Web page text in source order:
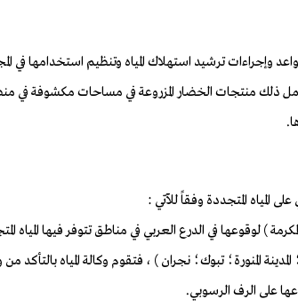
مجلس الوزراء رقم (589) وتاريخ 13/ 10/ 1442هـ، القاضي بالموافقة على تعديل الفقرة (4) من قواعد وإجراءات
9/ 11/ 1428هـ ،وذلك بإضافة النص الآتي: «ولا يشمل ذلك منتجات الخضار المزروعة
) لوقوعها في الدرع العربي في مناطق تتوفر فيها المياه
المنورة؛ تبوك؛ نجران ) ، فتقوم وكالة المياه بالتأكد
على الرف الرسوبي.